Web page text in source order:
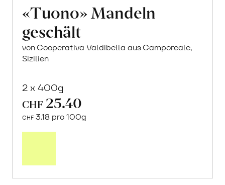
«Tuono» Mandeln
geschält
von Cooperativa Valdibella aus Camporeale,
Sizilien
2 x 400g
CHF 25.40
CHF 3.18 pro 100g